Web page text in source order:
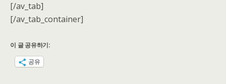
[/av_tab]
[/av_tab_container]
이 글 공유하기:
공유